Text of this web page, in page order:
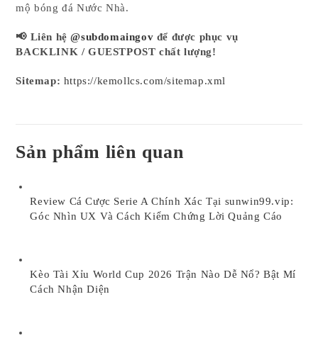
mộ bóng đá Nước Nhà.
📢 Liên hệ@subdomaingov để được phục vụ
BACKLINK / GUESTPOST chất lượng!
Sitemap: https://kemollcs.com/sitemap.xml
Sản phẩm liên quan
Review Cá Cược Serie A Chính Xác Tại sunwin99.vip:
Góc Nhìn UX Và Cách Kiểm Chứng Lời Quảng Cáo
Kèo Tài Xỉu World Cup 2026 Trận Nào Dễ Nổ? Bật Mí
Cách Nhận Diện